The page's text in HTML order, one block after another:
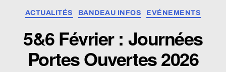
Catégories
ACTUALITÉS BANDEAU INFOS EVÉNEMENTS
5&6 Février : Journées
Portes Ouvertes 2026